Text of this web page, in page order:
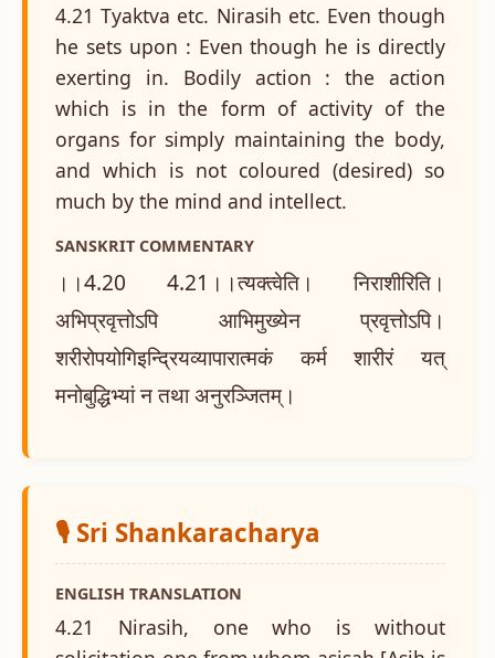
4.21 Tyaktva etc. Nirasih etc. Even though
he sets upon : Even though he is directly
exerting in. Bodily action : the action
which is in the form of activity of the
organs for simply maintaining the body,
and which is not coloured (desired) so
much by the mind and intellect.
SANSKRIT COMMENTARY
।।4.20 4.21।।त्यक्त्वेति। निराशीरिति।
अभिप्रवृत्तोऽपि आभिमुख्येन प्रवृत्तोऽपि।
शरीरोपयोगिइन्द्रियव्यापारात्मकं कर्म शारीरं यत्
मनोबुद्धिभ्यां न तथा अनुरञ्जितम्।
🎙️ Sri Shankaracharya
ENGLISH TRANSLATION
4.21 Nirasih, one who is without